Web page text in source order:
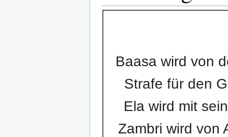
Baasa wird von
Strafe für den
Ela wird mit
Zambri wird von